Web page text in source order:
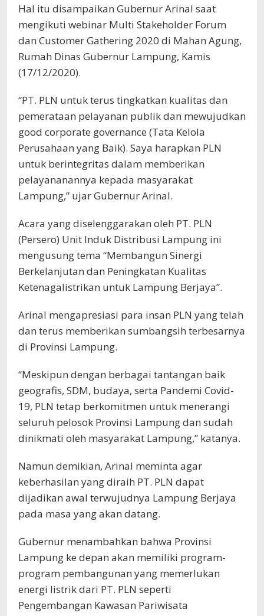
Hal itu disampaikan Gubernur Arinal saat
mengikuti webinar Multi Stakeholder Forum
dan Customer Gathering 2020 di Mahan Agung,
Rumah Dinas Gubernur Lampung, Kamis
(17/12/2020).
“PT. PLN untuk terus tingkatkan kualitas dan
pemerataan pelayanan publik dan mewujudkan
good corporate governance (Tata Kelola
Perusahaan yang Baik). Saya harapkan PLN
untuk berintegritas dalam memberikan
pelayananannya kepada masyarakat
Lampung,” ujar Gubernur Arinal.
Acara yang diselenggarakan oleh PT. PLN
(Persero) Unit Induk Distribusi Lampung ini
mengusung tema “Membangun Sinergi
Berkelanjutan dan Peningkatan Kualitas
Ketenagalistrikan untuk Lampung Berjaya”.
Arinal mengapresiasi para insan PLN yang telah
dan terus memberikan sumbangsih terbesarnya
di Provinsi Lampung.
“Meskipun dengan berbagai tantangan baik
geografis, SDM, budaya, serta Pandemi Covid-
19, PLN tetap berkomitmen untuk menerangi
seluruh pelosok Provinsi Lampung dan sudah
dinikmati oleh masyarakat Lampung,” katanya.
Namun demikian, Arinal meminta agar
keberhasilan yang diraih PT. PLN dapat
dijadikan awal terwujudnya Lampung Berjaya
pada masa yang akan datang.
Gubernur menambahkan bahwa Provinsi
Lampung ke depan akan memiliki program-
program pembangunan yang memerlukan
energi listrik dari PT. PLN seperti
Pengembangan Kawasan Pariwisata